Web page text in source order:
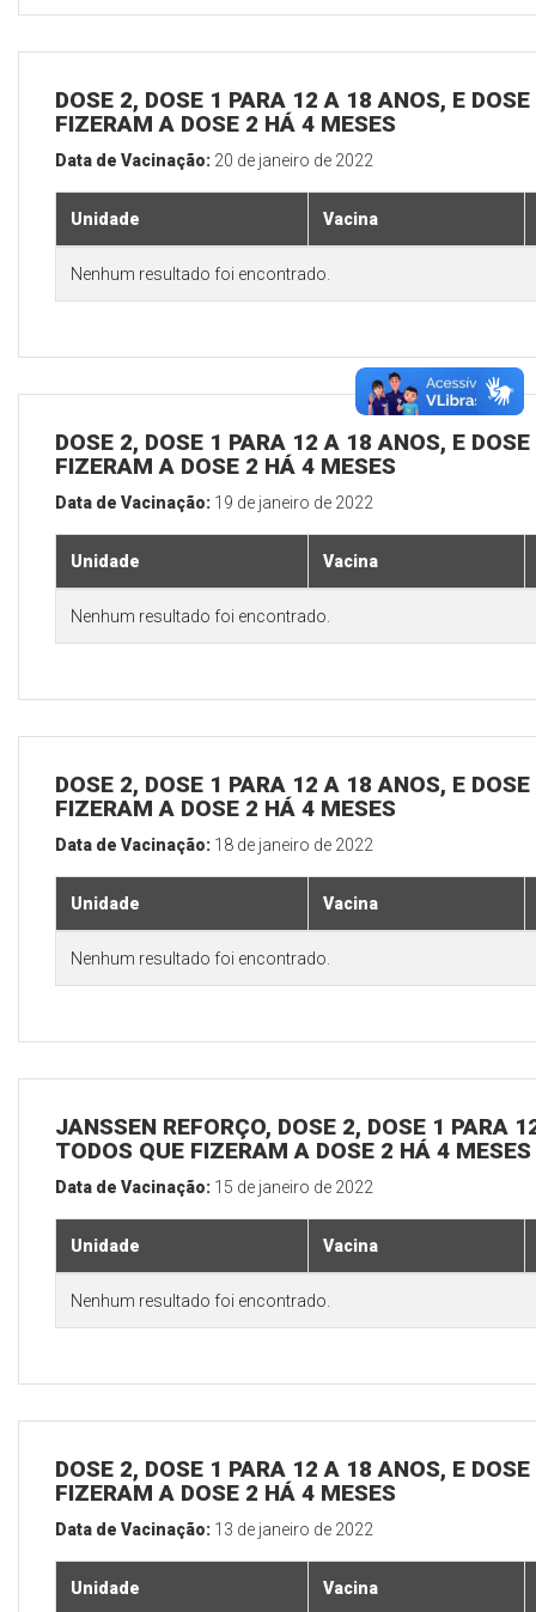
DOSE 2, DOSE 1 PARA 12 A 18 ANOS, E
FIZERAM A DOSE 2 HÁ 4 MESES
Data de Vacinação: 20 de janeiro de 2022
Unidade Vacina
Nenhum resultado foi encontrado.
DOSE 2, DOSE 1 PARA 12 A 18 ANOS, E
FIZERAM A DOSE 2 HÁ 4 MESES
Data de Vacinação: 19 de janeiro de 2022
Unidade Vacina
Nenhum resultado foi encontrado.
DOSE 2, DOSE 1 PARA 12 A 18 ANOS, E
FIZERAM A DOSE 2 HÁ 4 MESES
Data de Vacinação: 18 de janeiro de 2022
Unidade Vacina
Nenhum resultado foi encontrado.
JANSSEN REFORÇO, DOSE 2, DOSE 1 PARA
TODOS QUE FIZERAM A DOSE 2 HÁ 4 MESES
Data de Vacinação: 15 de janeiro de 2022
Unidade Vacina
Nenhum resultado foi encontrado.
DOSE 2, DOSE 1 PARA 12 A 18 ANOS, E
FIZERAM A DOSE 2 HÁ 4 MESES
Data de Vacinação: 13 de janeiro de 2022
Unidade Vacina